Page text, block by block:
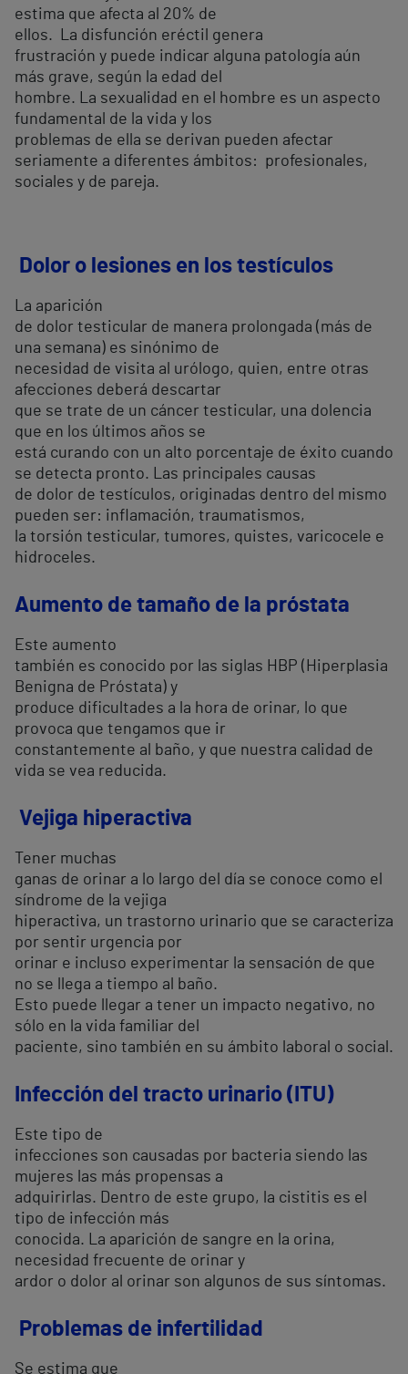
estima que afecta al 20% de
ellos. La disfunción eréctil genera
frustración y puede indicar alguna patología aún
más grave, según la edad del
hombre. La sexualidad en el hombre es un aspecto
fundamental de la vida y los
problemas de ella se derivan pueden afectar
seriamente a diferentes ámbitos: profesionales,
sociales y de pareja.
Dolor o lesiones en los testículos
La aparición
de dolor testicular de manera prolongada (más de
una semana) es sinónimo de
necesidad de visita al urólogo, quien, entre otras
afecciones deberá descartar
que se trate de un cáncer testicular, una dolencia
que en los últimos años se
está curando con un alto porcentaje de éxito cuando
se detecta pronto. Las principales causas
de dolor de testículos, originadas dentro del mismo
pueden ser: inflamación, traumatismos,
la torsión testicular, tumores, quistes, varicocele e
hidroceles.
Aumento de tamaño de la próstata
Este aumento
también es conocido por las siglas HBP (Hiperplasia
Benigna de Próstata) y
produce dificultades a la hora de orinar, lo que
provoca que tengamos que ir
constantemente al baño, y que nuestra calidad de
vida se vea reducida.
Vejiga hiperactiva
Tener muchas
ganas de orinar a lo largo del día se conoce como el
síndrome de la vejiga
hiperactiva, un trastorno urinario que se caracteriza
por sentir urgencia por
orinar e incluso experimentar la sensación de que
no se llega a tiempo al baño.
Esto puede llegar a tener un impacto negativo, no
sólo en la vida familiar del
paciente, sino también en su ámbito laboral o social.
Infección del tracto urinario (ITU)
Este tipo de
infecciones son causadas por bacteria siendo las
mujeres las más propensas a
adquirirlas. Dentro de este grupo, la cistitis es el
tipo de infección más
conocida. La aparición de sangre en la orina,
necesidad frecuente de orinar y
ardor o dolor al orinar son algunos de sus síntomas.
Problemas de infertilidad
Se estima que